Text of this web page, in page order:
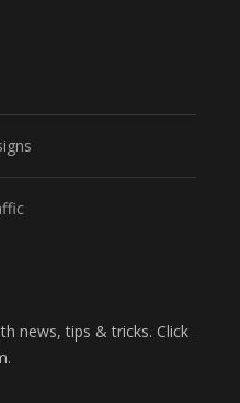
news, tips & tricks. Click